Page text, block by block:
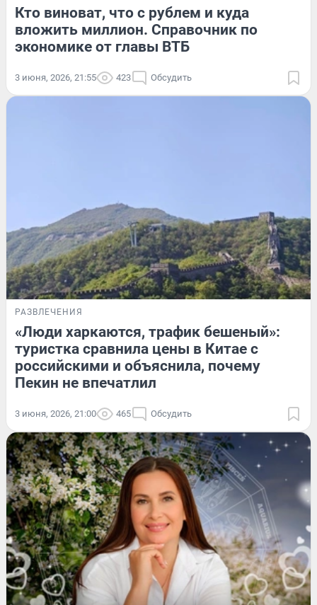
Кто виноват, что с рублем и куда
вложить миллион. Справочник по
экономике от главы ВТБ
3 июня, 2026, 21:55 423 Обсудить
РАЗВЛЕЧЕНИЯ
«Люди харкаются, трафик бешеный»:
туристка сравнила цены в Китае с
российскими и объяснила, почему
Пекин не впечатлил
3 июня, 2026, 21:00 465 Обсудить